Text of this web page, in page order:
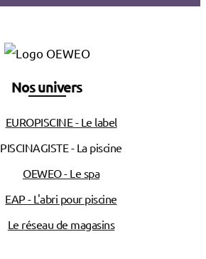
Nos univers
EUROPISCINE - Le label
PISCINAGISTE - La piscine
OEWEO - Le spa
EAP - L'abri pour piscine
Le réseau de magasins